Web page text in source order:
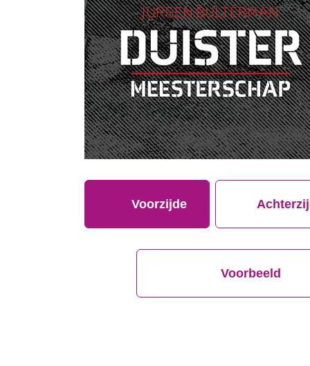
Voorzijde
Voorbeeld